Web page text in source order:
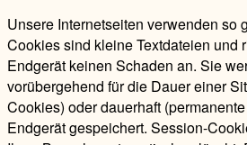
Unsere Internetseiten verwenden so
Cookies sind kleine Textdateien und
Endgerät keinen Schaden an. Sie
vorübergehend für die Dauer einer
Cookies) oder dauerhaft
Endgerät gespeichert. Session-